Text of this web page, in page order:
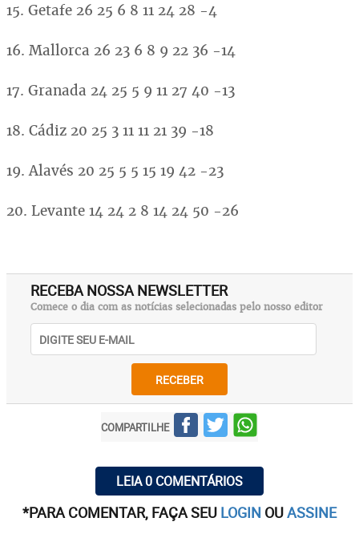
15. Getafe 26 25 6 8 11 24 28 -4
16. Mallorca 26 23 6 8 9 22 36 -14
17. Granada 24 25 5 9 11 27 40 -13
18. Cádiz 20 25 3 11 11 21 39 -18
19. Alavés 20 25 5 5 15 19 42 -23
20. Levante 14 24 2 8 14 24 50 -26
RECEBA NOSSA NEWSLETTER
Comece o dia com as notícias selecionadas pelo nosso editor
RECEBER
COMPARTILHE
LEIA 0 COMENTÁRIOS
*PARA COMENTAR, FAÇA SEU LOGIN OUASSINE